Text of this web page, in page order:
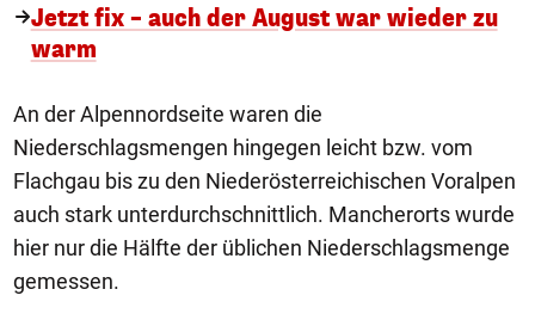
Jetzt fix – auch der August war wieder zu
warm
An der Alpennordseite waren die
Niederschlagsmengen hingegen leicht bzw. vom
Flachgau bis zu den Niederösterreichischen Voralpen
auch stark unterdurchschnittlich. Mancherorts wurde
hier nur die Hälfte der üblichen Niederschlagsmenge
gemessen.